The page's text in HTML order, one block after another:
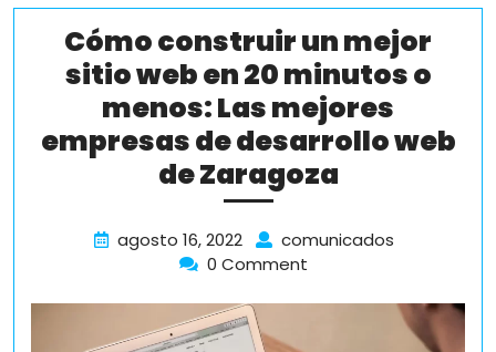
Cómo construir un mejor
sitio web en 20 minutos o
menos: Las mejores
empresas de desarrollo web
de ZaragozaCómo
un
sitio
agosto 16, 2022agosto
16,
comunicadosCómo
mejor
sitio
0 Comment